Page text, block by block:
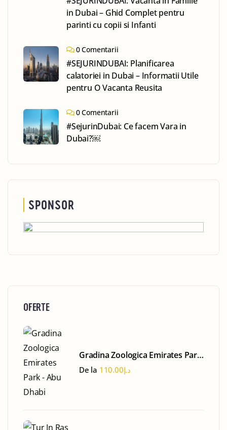
in Dubai – Ghid Complet pentru
parinti cu copii si Infanti
0 Comentarii
#SEJURINDUBAI: Planificarea
calatoriei in Dubai – Informatii Utile
pentru O Vacanta Reusita
0 Comentarii
#SejurinDubai: Ce facem Vara in
Dubai?￼
SPONSOR
OFERTE
Gradina Zoologica Emirates Park
- Abu Dhabi
De la د.إ110.00